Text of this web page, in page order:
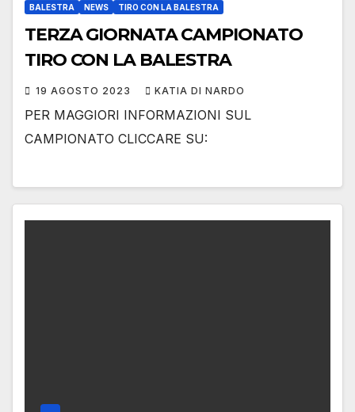
BALESTRA NEWS TIRO CON LA BALESTRA
TERZA GIORNATA CAMPIONATO
TIRO CON LA BALESTRA
19 AGOSTO 2023 KATIA DI NARDO
PER MAGGIORI INFORMAZIONI SUL
CAMPIONATO CLICCARE SU: